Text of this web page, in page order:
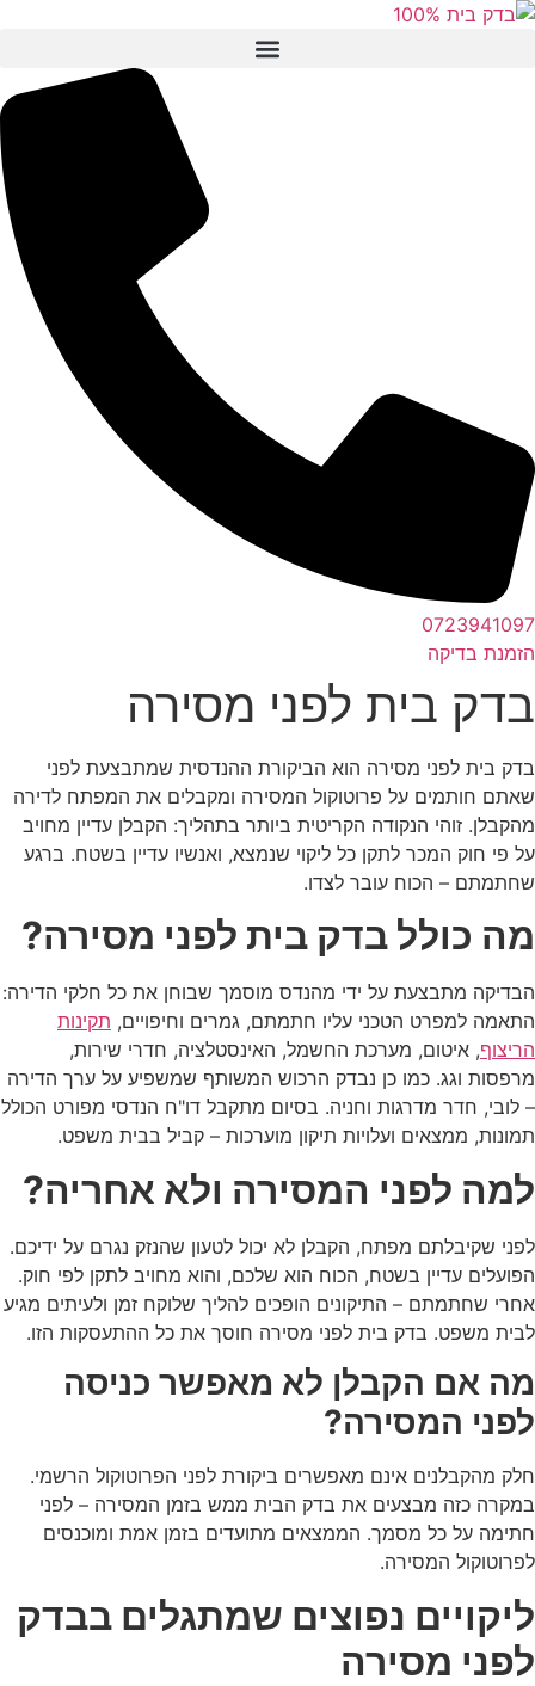
לתוכן
0723941097
הזמנת בדיקה
בדק בית לפני מסירה
בדק בית לפני מסירה הוא הביקורת ההנדסית שמתבצעת לפני
שאתם חותמים על פרוטוקול המסירה ומקבלים את המפתח לדירה
מהקבלן. זוהי הנקודה הקריטית ביותר בתהליך: הקבלן עדיין מחויב
על פי חוק המכר לתקן כל ליקוי שנמצא, ואנשיו עדיין בשטח. ברגע
שחתמתם – הכוח עובר לצדו.
מה כולל בדק בית לפני מסירה?
הבדיקה מתבצעת על ידי מהנדס מוסמך שבוחן את כל חלקי הדירה:
התאמה למפרט הטכני עליו חתמתם, גמרים וחיפויים, תקינות
הריצוף, איטום, מערכת החשמל, האינסטלציה, חדרי שירות,
מרפסות וגג. כמו כן נבדק הרכוש המשותף שמשפיע על ערך הדירה
– לובי, חדר מדרגות וחניה. בסיום מתקבל דו"ח הנדסי מפורט הכולל
תמונות, ממצאים ועלויות תיקון מוערכות – קביל בבית משפט.
למה לפני המסירה ולא אחריה?
לפני שקיבלתם מפתח, הקבלן לא יכול לטעון שהנזק נגרם על ידיכם.
הפועלים עדיין בשטח, הכוח הוא שלכם, והוא מחויב לתקן לפי חוק.
אחרי שחתמתם – התיקונים הופכים להליך שלוקח זמן ולעיתים מגיע
לבית משפט. בדק בית לפני מסירה חוסך את כל ההתעסקות הזו.
מה אם הקבלן לא מאפשר כניסה
לפני המסירה?
חלק מהקבלנים אינם מאפשרים ביקורת לפני הפרוטוקול הרשמי.
במקרה כזה מבצעים את בדק הבית ממש בזמן המסירה – לפני
חתימה על כל מסמך. הממצאים מתועדים בזמן אמת ומוכנסים
לפרוטוקול המסירה.
ליקויים נפוצים שמתגלים בבדק
לפני מסירה